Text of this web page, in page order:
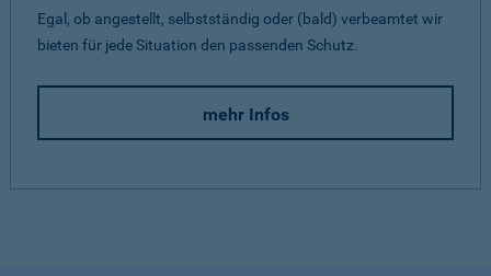
Egal, ob angestellt, selbstständig oder (bald) verbeamtet wir
bieten für jede Situation den passenden Schutz.
mehr Infos